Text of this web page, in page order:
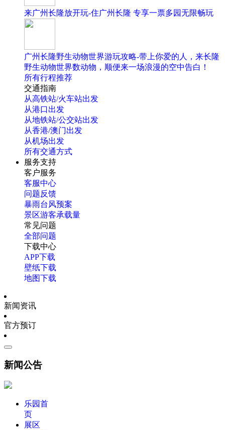
来广州长隆放开玩-住广州长隆 专享一票多园无限畅玩
广州长隆野生动物世界游玩攻略-带上你爱的人，来长隆
野生动物世界数动物，顺便来一场浪漫的空中告白！
所有行程推荐
交通指南
从高铁站/火车站出发
从港口出发
从地铁站/公交站出发
从香港/澳门出发
从机场出发
所有交通方式
服务支持
客户服务
客服中心
问题反馈
暴雨台风预案
景区游客承载量
常见问题
全部问题
下载中心
APP下载
壁纸下载
地图下载
新闻资讯
官方预订
新闻公告
乐园首
页
展区